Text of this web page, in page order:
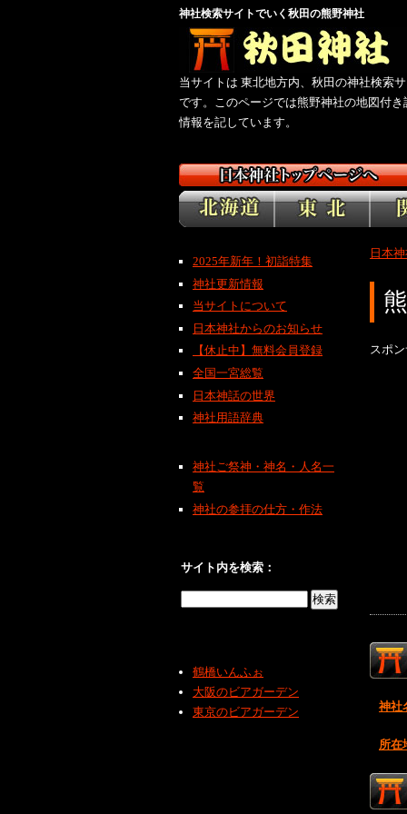
神社検索サイトでいく秋田の熊野神社
当サイトは 東北地方内、秋田の神社検索
です。このページでは熊野神社の地図付き
情報を記しています。
日本
スポ
神社
所在
2025年新年！初詣特集
神社更新情報
当サイトについて
日本神社からのお知らせ
【休止中】無料会員登録
全国一宮総覧
日本神話の世界
神社用語辞典
神社ご祭神・神名・人名一
覧
神社の参拝の仕方・作法
サイト内を検索：
鶴橋いんふぉ
大阪のビアガーデン
東京のビアガーデン